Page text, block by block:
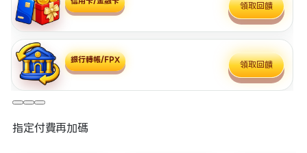
領取回饋
銀行轉帳/FPX 領取回饋
指定付費再加碼